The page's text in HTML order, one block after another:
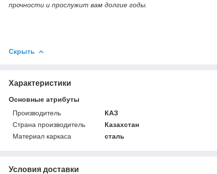
прочности и прослужит вам долгие годы.
Скрыть
Характеристики
Основные атрибуты
Производитель
КАЗ
Страна производитель
Казахстан
Материал каркаса
сталь
Условия доставки